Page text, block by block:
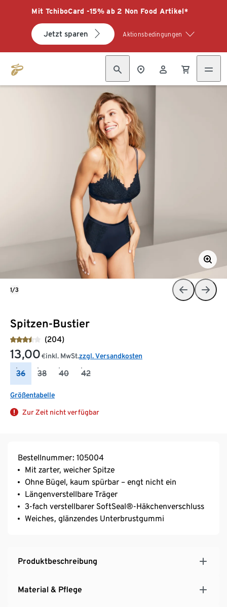
Mit TchiboCard -15% ab 2 Non Food Artikel*
Jetzt sparen Aktionsbedingungen
Spitzen-Bustier
(204)
13,00 €inkl. MwSt.zzgl. Versandkosten
36 38 40 42
Größentabelle
Zur Zeit nicht verfügbar
1/3
Bestellnummer: 105004
Mit zarter, weicher Spitze
Ohne Bügel, kaum spürbar – engt nicht ein
Längenverstellbare Träger
3-fach verstellbarer SoftSeal®-Häkchenverschluss
Weiches, glänzendes Unterbrustgummi
Produktbeschreibung
Material & Pflege